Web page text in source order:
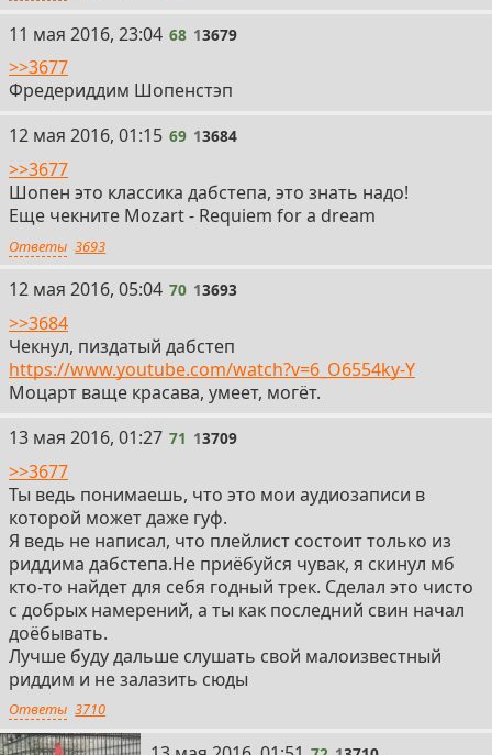
68
11 мая 2016, 23:04 68 13679
>>3677
Фредериддим Шопенстэп
69
12 мая 2016, 01:15 69 13684
>>3677
Шопен это классика дабстепа, это знать надо!
Еще чекните Mozart - Requiem for a dream
Ответы 3693
70
12 мая 2016, 05:04 70 13693
>>3684
Чекнул, пиздатый дабстеп
https://www.youtube.com/watch?v=6_O6554ky-Y
Моцарт ваще красава, умеет, могёт.
71
13 мая 2016, 01:27 71 13709
>>3677
Ты ведь понимаешь, что это мои аудиозаписи в
которой может даже гуф.
Я ведь не написал, что плейлист состоит только из
риддима дабстепа.Не приёбуйся чувак, я скинул мб
кто-то найдет для себя годный трек. Сделал это чисто
с добрых намерений, а ты как последний свин начал
доёбывать.
Лучше буду дальше слушать свой малоизвестный
риддим и не залазить сюды
Ответы 3710